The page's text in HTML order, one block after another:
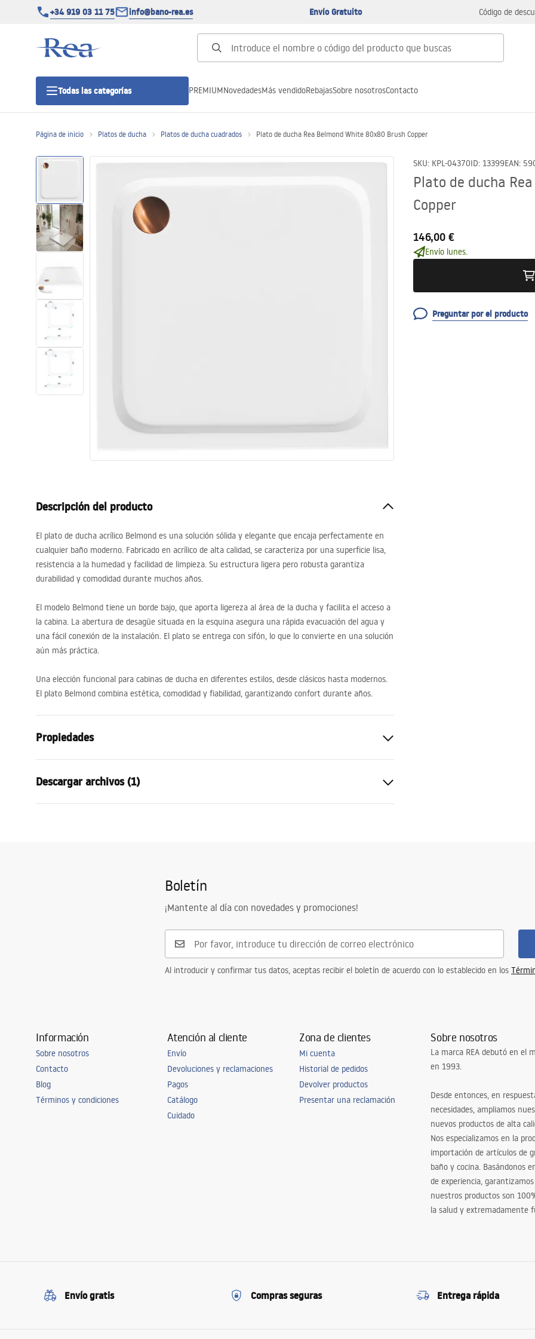
+34 919 03 11 75 info@bano-rea.es Envío Gratuito Código de
Todas las categorías
Platos de ducha
Drenajes lineales
Lavabos
Bañeras y mamparas
Grifería
PREMIUMNovedadesMás vendidoRebajasSobre nosotrosContacto
Página de inicio Platos de ducha Platos de ducha cuadrados Plato de ducha Rea Belmond White 80x80 Brush Copper
SKU: KPL-04370ID: 13399EAN:
Plato de ducha
Copper
146,00 €
Envío lunes.
Preguntar por el producto
Descripción del producto
El plato de ducha acrílico Belmond es una solución sólida y elegante que encaja perfectamente en
cualquier baño moderno. Fabricado en acrílico de alta calidad, se caracteriza por una superficie lisa,
resistencia a la humedad y facilidad de limpieza. Su estructura ligera pero robusta garantiza
durabilidad y comodidad durante muchos años.
El modelo Belmond tiene un borde bajo, que aporta ligereza al área de la ducha y facilita el acceso a
la cabina. La abertura de desagüe situada en la esquina asegura una rápida evacuación del agua y
una fácil conexión de la instalación. El plato se entrega con sifón, lo que lo convierte en una solución
aún más práctica.
Una elección funcional para cabinas de ducha en diferentes estilos, desde clásicos hasta modernos.
El plato Belmond combina estética, comodidad y fiabilidad, garantizando confort durante años.
Propiedades
Material
Longitud
800mm
No
2 años
Descargar archivos (1)
Boletín
¡Mantente al día con novedades y promociones!
Al introducir y confirmar tus datos, aceptas recibir el boletín de acuerdo con lo establecido en los
Información
Sobre nosotros
Contacto
Blog
Términos y condiciones
Atención al cliente
Envío
Devoluciones y reclamaciones
Pagos
Catálogo
Cuidado
Zona de clientes
Mi cuenta
Historial de pedidos
Devolver productos
Presentar una reclamación
Sobre nosotros
La marca REA debutó en el
en 1993.
Desde entonces, en
necesidades, ampliamos
nuevos productos de alta
Nos especializamos en la
importación de artículos de
baño y cocina. Basándonos
de experiencia,
nuestros productos son
la salud y extremadamente
Envío gratis Compras seguras Entrega rápida